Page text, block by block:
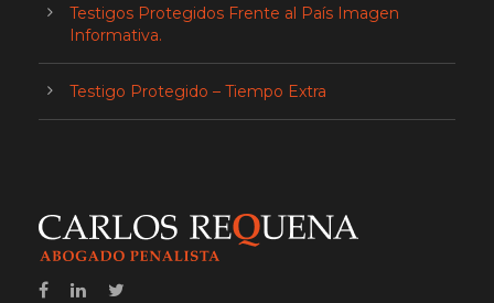
Testigos Protegidos Frente al País Imagen
Informativa.
Testigo Protegido – Tiempo Extra